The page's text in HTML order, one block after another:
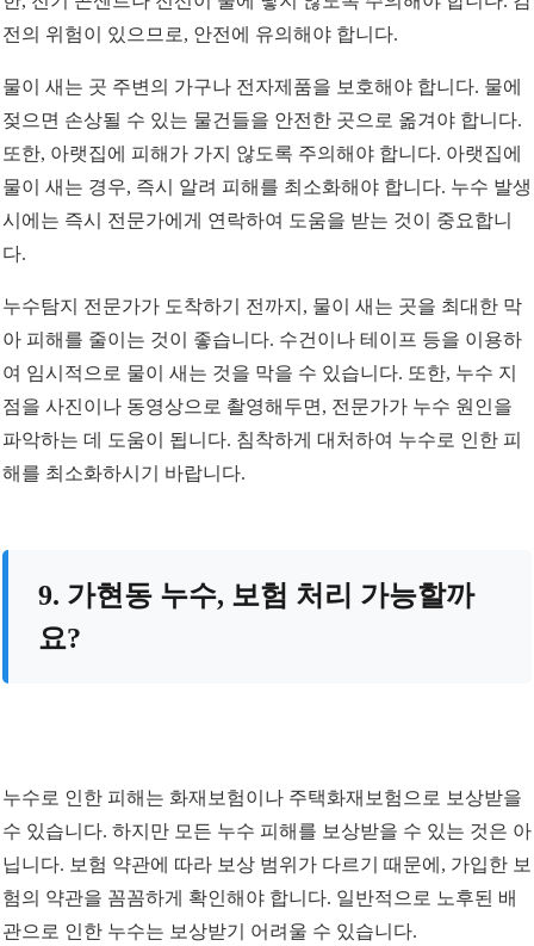
전의 위험이 있으므로, 안전에 유의해야 합니다.
물이 새는 곳 주변의 가구나 전자제품을 보호해야 합니다. 물에
젖으면 손상될 수 있는 물건들을 안전한 곳으로 옮겨야 합니다.
또한, 아랫집에 피해가 가지 않도록 주의해야 합니다. 아랫집에
물이 새는 경우, 즉시 알려 피해를 최소화해야 합니다. 누수 발생
시에는 즉시 전문가에게 연락하여 도움을 받는 것이 중요합니
다.
누수탐지 전문가가 도착하기 전까지, 물이 새는 곳을 최대한 막
아 피해를 줄이는 것이 좋습니다. 수건이나 테이프 등을 이용하
여 임시적으로 물이 새는 것을 막을 수 있습니다. 또한, 누수 지
점을 사진이나 동영상으로 촬영해두면, 전문가가 누수 원인을
파악하는 데 도움이 됩니다. 침착하게 대처하여 누수로 인한 피
해를 최소화하시기 바랍니다.
9. 가현동 누수, 보험 처리 가능할까
요?
누수로 인한 피해는 화재보험이나 주택화재보험으로 보상받을
수 있습니다. 하지만 모든 누수 피해를 보상받을 수 있는 것은 아
닙니다. 보험 약관에 따라 보상 범위가 다르기 때문에, 가입한 보
험의 약관을 꼼꼼하게 확인해야 합니다. 일반적으로 노후된 배
관으로 인한 누수는 보상받기 어려울 수 있습니다.